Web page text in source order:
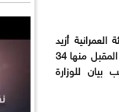
أزيد
من 76 مليار دج لتحسين ظروف الدخول المدرسي المقبل منها 34
بيان للوزارة